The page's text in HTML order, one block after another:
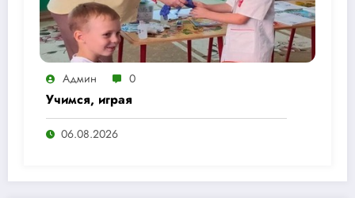
Админ 0
Учимся, играя
06.08.2026